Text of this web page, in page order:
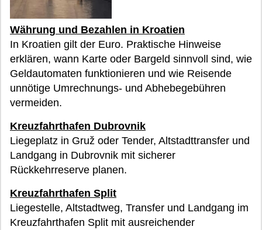
Währung und Bezahlen in Kroatien
In Kroatien gilt der Euro. Praktische Hinweise
erklären, wann Karte oder Bargeld sinnvoll sind, wie
Geldautomaten funktionieren und wie Reisende
unnötige Umrechnungs- und Abhebegebühren
vermeiden.
Kreuzfahrthafen Dubrovnik
Liegeplatz in Gruž oder Tender, Altstadttransfer und
Landgang in Dubrovnik mit sicherer
Rückkehrreserve planen.
Kreuzfahrthafen Split
Liegestelle, Altstadtweg, Transfer und Landgang im
Kreuzfahrthafen Split mit ausreichender